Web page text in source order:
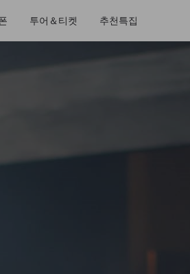
투어＆티켓 추천특집